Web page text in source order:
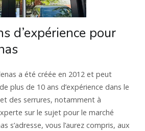
d’expérience pour
a été créée en 2012 et peut
plus de 10 ans d’expérience dans le
des serrures, notamment à
sur le sujet pour le marché
s’adresse, vous l’aurez compris, aux